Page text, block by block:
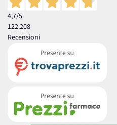
4,7/5
122.208
Recensioni